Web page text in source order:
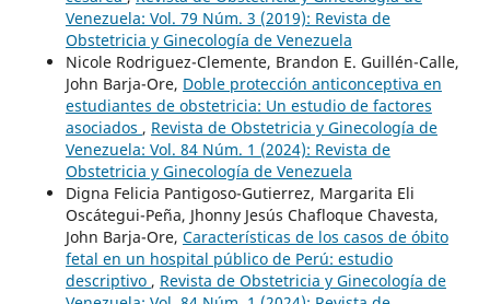
Venezuela: Vol. 79 Núm. 3 (2019): Revista de
Obstetricia y Ginecología de Venezuela
Nicole Rodriguez-Clemente, Brandon E. Guillén-Calle,
John Barja-Ore, Doble protección anticonceptiva en
estudiantes de obstetricia: Un estudio de factores
asociados , Revista de Obstetricia y Ginecología de
Venezuela: Vol. 84 Núm. 1 (2024): Revista de
Obstetricia y Ginecología de Venezuela
Digna Felicia Pantigoso-Gutierrez, Margarita Eli
Oscátegui-Peña, Jhonny Jesús Chafloque Chavesta,
John Barja-Ore, Características de los casos de óbito
fetal en un hospital público de Perú: estudio
descriptivo , Revista de Obstetricia y Ginecología de